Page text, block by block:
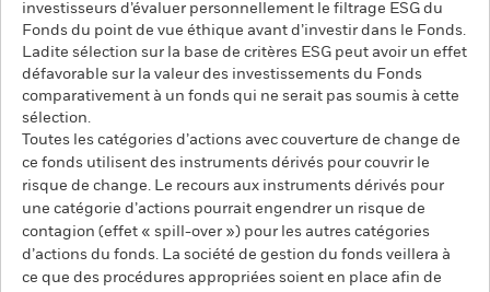
investisseurs d’évaluer personnellement le filtrage ESG du
Fonds du point de vue éthique avant d’investir dans le Fonds.
Ladite sélection sur la base de critères ESG peut avoir un effet
défavorable sur la valeur des investissements du Fonds
comparativement à un fonds qui ne serait pas soumis à cette
sélection.
Toutes les catégories d’actions avec couverture de change de
ce fonds utilisent des instruments dérivés pour couvrir le
risque de change. Le recours aux instruments dérivés pour
une catégorie d’actions pourrait engendrer un risque de
contagion (effet « spill-over ») pour les autres catégories
d’actions du fonds. La société de gestion du fonds veillera à
ce que des procédures appropriées soient en place afin de